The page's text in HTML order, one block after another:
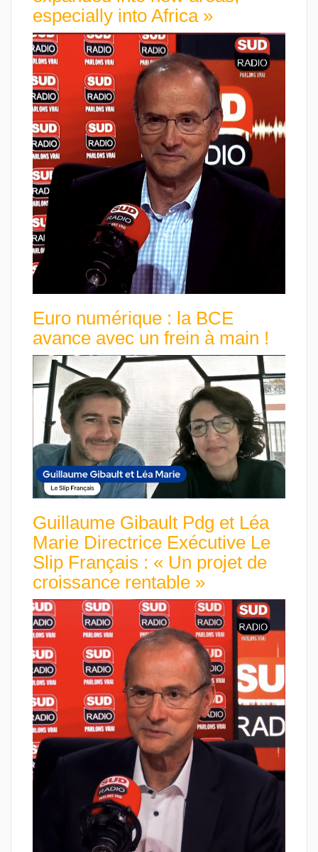
especially into Africa »
Euro numérique : la BCE
avance avec un frein à main !
Guillaume Gibault Pdg et Léa
Marie Directrice Exécutive Le
Slip Français : « Un projet de
croissance rentable »